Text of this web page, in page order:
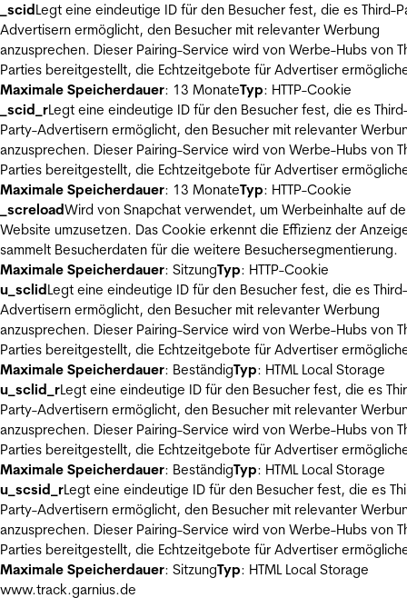
_scidLegt eine eindeutige ID für den Besucher fest, die es Third-
Advertisern ermöglicht, den Besucher mit relevanter Werbung
anzusprechen. Dieser Pairing-Service wird von Werbe-Hubs von
Parties bereitgestellt, die Echtzeitgebote für Advertiser
Maximale Speicherdauer: 13 MonateTyp: HTTP-Cookie
_scid_rLegt eine eindeutige ID für den Besucher fest, die es
Party-Advertisern ermöglicht, den Besucher mit relevanter
anzusprechen. Dieser Pairing-Service wird von Werbe-Hubs von
Parties bereitgestellt, die Echtzeitgebote für Advertiser
Maximale Speicherdauer: 13 MonateTyp: HTTP-Cookie
_screloadWird von Snapchat verwendet, um Werbeinhalte auf
Website umzusetzen. Das Cookie erkennt die Effizienz der
sammelt Besucherdaten für die weitere Besuchersegmentierung.
Maximale Speicherdauer: SitzungTyp: HTTP-Cookie
u_sclidLegt eine eindeutige ID für den Besucher fest, die es
Advertisern ermöglicht, den Besucher mit relevanter Werbung
anzusprechen. Dieser Pairing-Service wird von Werbe-Hubs von
Parties bereitgestellt, die Echtzeitgebote für Advertiser
Maximale Speicherdauer: BeständigTyp: HTML Local Storage
u_sclid_rLegt eine eindeutige ID für den Besucher fest, die es
Party-Advertisern ermöglicht, den Besucher mit relevanter
anzusprechen. Dieser Pairing-Service wird von Werbe-Hubs von
Parties bereitgestellt, die Echtzeitgebote für Advertiser
Maximale Speicherdauer: BeständigTyp: HTML Local Storage
u_scsid_rLegt eine eindeutige ID für den Besucher fest, die es
Party-Advertisern ermöglicht, den Besucher mit relevanter
anzusprechen. Dieser Pairing-Service wird von Werbe-Hubs von
Parties bereitgestellt, die Echtzeitgebote für Advertiser
Maximale Speicherdauer: SitzungTyp: HTML Local Storage
www.track.garnius.de